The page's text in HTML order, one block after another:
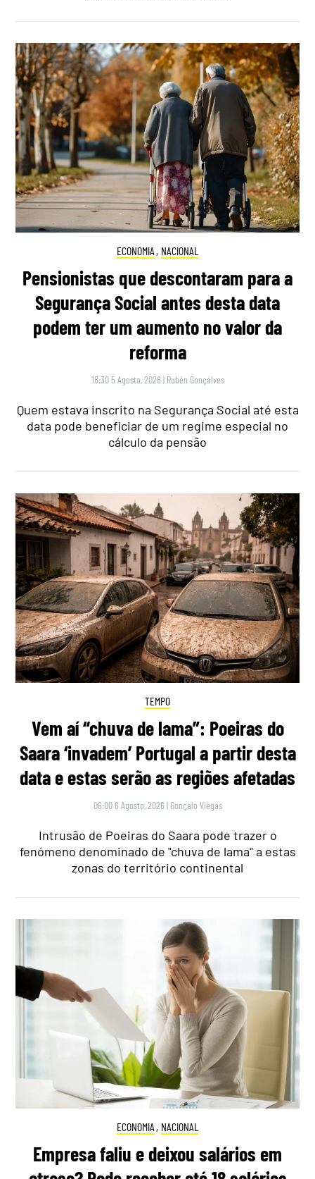
ECONOMIA , NACIONAL
Pensionistas que descontaram para a
Segurança Social antes desta data
podem ter um aumento no valor da
reforma
18:30 5 Agosto, 2026 | Rubén Gonçalves
Quem estava inscrito na Segurança Social até esta
data pode beneficiar de um regime especial no
cálculo da pensão
TEMPO
Vem aí “chuva de lama”: Poeiras do
Saara ‘invadem’ Portugal a partir desta
data e estas serão as regiões afetadas
06:00 6 Agosto, 2026 | Gonçalo Viegas
Intrusão de Poeiras do Saara pode trazer o
fenómeno denominado de "chuva de lama" a estas
zonas do território continental
ECONOMIA , NACIONAL
Empresa faliu e deixou salários em